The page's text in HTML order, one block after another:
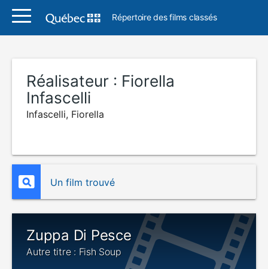
Répertoire des films classés
Réalisateur : Fiorella
Infascelli
Infascelli, Fiorella
Un film trouvé
Zuppa Di Pesce
Autre titre : Fish Soup